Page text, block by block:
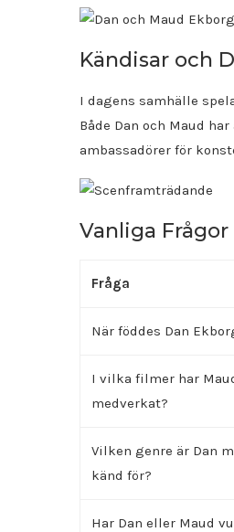
Kändisar och
I dagens samhälle
Både Dan och Maud
ambassadörer för
Vanliga
Fråga
När föddes Dan
I vilka filmer har
medverkat?
Vilken genre är Dan
känd för?
Har Dan eller Maud